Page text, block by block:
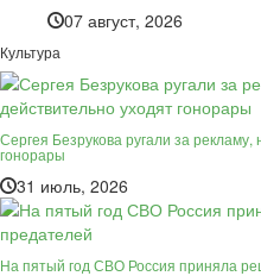
07 август, 2026
Культура
Сергея Безрукова ругали за
гонорары
31 июль, 2026
На пятый год СВО Россия приняла